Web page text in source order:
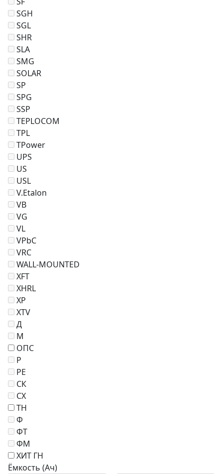
SGH
SGL
SHR
SLA
SMG
SOLAR
SP
SPG
SSP
TEPLOCOM
TPL
TPower
UPS
US
USL
V.Etalon
VB
VG
VL
VPbC
VRC
WALL-MOUNTED
XFT
XHRL
XP
XTV
Д
М
ОПС
Р
РЕ
СК
СХ
ТН
Ф
ФT
ФМ
ХИТ ГН
Ёмкость (Ач)